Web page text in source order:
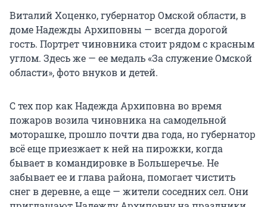
Виталий Хоценко, губернатор Омской области, в
доме Надежды Архиповны — всегда дорогой
гость. Портрет чиновника стоит рядом с красным
углом. Здесь же — ее медаль «За служение Омской
области», фото внуков и детей.
С тех пор как Надежда Архиповна во время
пожаров возила чиновника на самодельной
моторашке, прошло почти два года, но губернатор
всё еще приезжает к ней на пирожки, когда
бывает в командировке в Большеречье. Не
забывает ее и глава района, помогает чистить
снег в деревне, а еще — жители соседних сел. Они